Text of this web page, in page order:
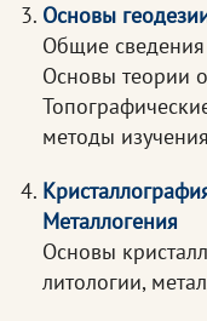
Основы
Общие сведения
Основы теории
методы
Металлогения
Основы
литологии,